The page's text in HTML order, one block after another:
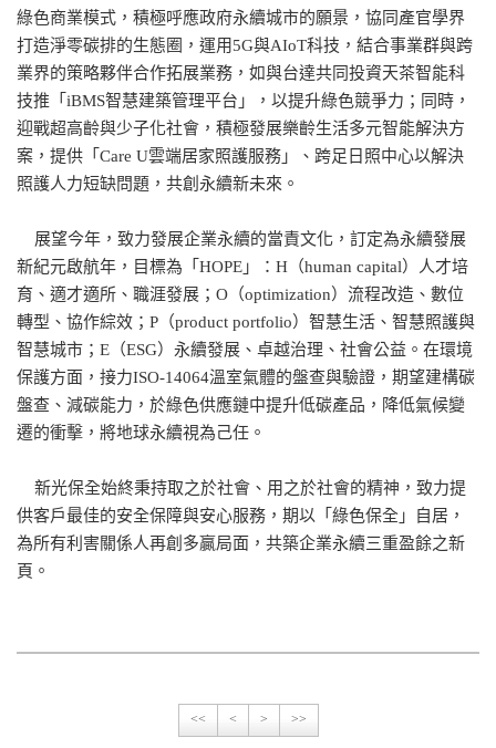
<< < > >>
綠色商業模式，積極呼應政府永續城市的願景，協同產官學界
打造淨零碳排的生態圈，運用5G與AIoT科技，結合事業群與跨
業界的策略夥伴合作拓展業務，如與台達共同投資天茶智能科
技推「iBMS智慧建築管理平台」，以提升綠色競爭力；同時，
迎戰超高齡與少子化社會，積極發展樂齡生活多元智能解決方
案，提供「Care U雲端居家照護服務」、跨足日照中心以解決
照護人力短缺問題，共創永續新未來。
展望今年，致力發展企業永續的當責文化，訂定為永續發展
新紀元啟航年，目標為「HOPE」：H（human capital）人才培
育、適才適所、職涯發展；O（optimization）流程改造、數位
轉型、協作綜效；P（product portfolio）智慧生活、智慧照護與
智慧城市；E（ESG）永續發展、卓越治理、社會公益。在環境
保護方面，接力ISO-14064溫室氣體的盤查與驗證，期望建構碳
盤查、減碳能力，於綠色供應鏈中提升低碳產品，降低氣候變
遷的衝擊，將地球永續視為己任。
新光保全始終秉持取之於社會、用之於社會的精神，致力提
供客戶最佳的安全保障與安心服務，期以「綠色保全」自居，
為所有利害關係人再創多贏局面，共築企業永續三重盈餘之新
頁。